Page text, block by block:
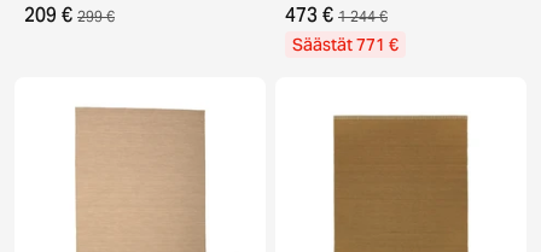
209 € 299 € 473 € 1 244 €
Säästät 771 €